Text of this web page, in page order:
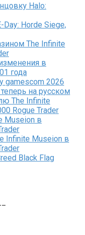
Halo:
Day: Horde Siege,
The Infinite
в
года
gamescom 2026
на русском
The Infinite
Rogue Trader
Museion в
Infinite Museion в
Black Flag